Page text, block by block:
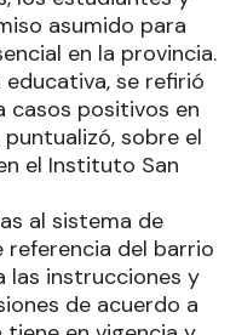
asumido para
en la provincia.
se refirió
casos positivos en
sobre el
el Instituto San
al sistema de
referencia del barrio
las instrucciones y
de acuerdo a